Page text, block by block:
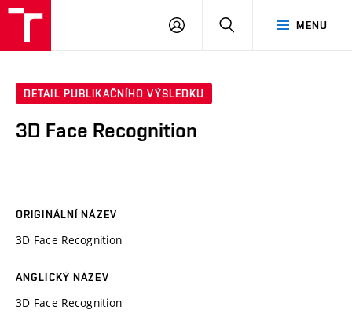
MENU
PŘIHLÁSIT
DETAIL PUBLIKAČNÍHO VÝSLEDKU
3D Face Recognition
ORIGINÁLNÍ NÁZEV
3D Face Recognition
ANGLICKÝ NÁZEV
3D Face Recognition